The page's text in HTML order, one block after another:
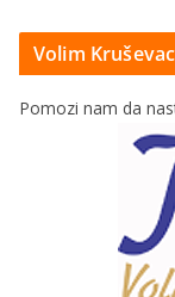
Volim
Pomozi nam da